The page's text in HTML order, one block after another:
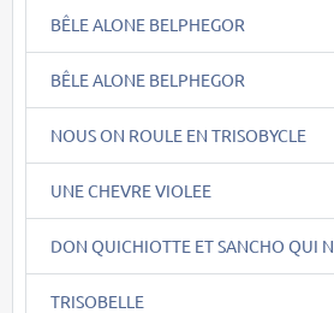
BÊLE ALONE BELPHEGOR
BÊLE ALONE BELPHEGOR
NOUS ON ROULE EN TRISOBYCLE
UNE CHEVRE VIOLEE
DON QUICHIOTTE ET SANCHO QUI N
TRISOBELLE